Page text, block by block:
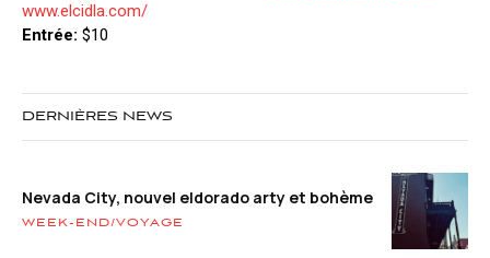
www.elcidla.com/
Entrée: $10
DERNIÈRES NEWS
Nevada City, nouvel eldorado arty et bohème
WEEK-END/VOYAGE